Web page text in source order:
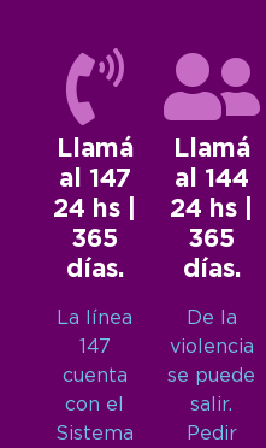
Llamá
al 147
24 hs |
365
días.
La línea
147
cuenta
con el
Sistema
Llamá
al 144
24 hs |
365
días.
De la
violencia
se puede
salir.
Pedir